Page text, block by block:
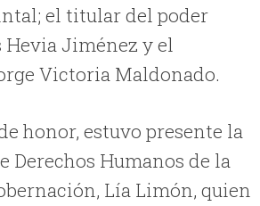
el titular del poder
Jiménez y el
Victoria Maldonado.
honor, estuvo presente la
Derechos Humanos de la
Lía Limón, quien